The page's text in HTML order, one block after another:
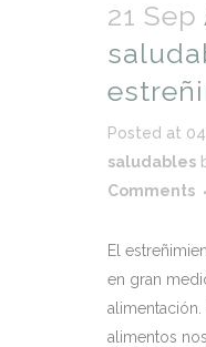
21 Sep
Posted at
saludables
Comments
El
en gran
alimentos